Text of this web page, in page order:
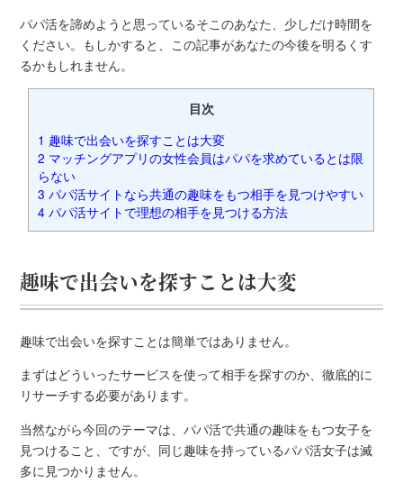
パパ活を諦めようと思っているそこのあなた、少しだけ時間を
ください。もしかすると、この記事があなたの今後を明るくす
るかもしれません。
目次
1 趣味で出会いを探すことは大変
2 マッチングアプリの女性会員はパパを求めているとは限
らない
3 パパ活サイトなら共通の趣味をもつ相手を見つけやすい
4 パパ活サイトで理想の相手を見つける方法
趣味で出会いを探すことは大変
趣味で出会いを探すことは簡単ではありません。
まずはどういったサービスを使って相手を探すのか、徹底的に
リサーチする必要があります。
当然ながら今回のテーマは、パパ活で共通の趣味をもつ女子を
見つけること、ですが、同じ趣味を持っているパパ活女子は滅
多に見つかりません。